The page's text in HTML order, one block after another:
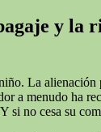
y la
La
menudo ha
no cesa su